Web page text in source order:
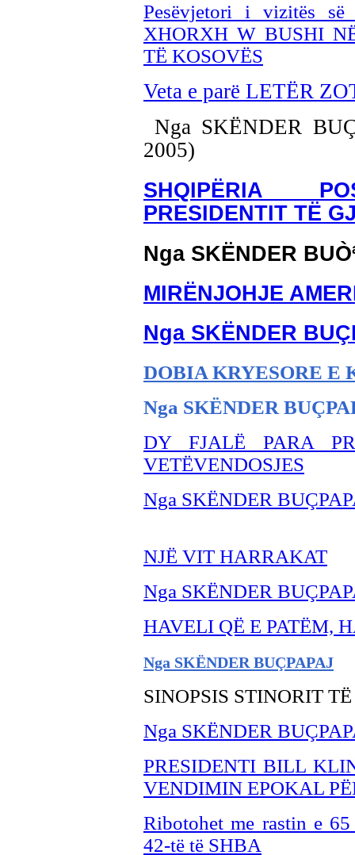
Pesëvjetori i vizitës së
XHORXH W BUSHI
TË KOSOVËS
Veta e parë LETËR
Nga SKËNDER
2005)
SHQIPËRIA
PRESIDENTIT TË
Nga SKËNDER
MIRËNJOHJE
Nga SKËNDER BU
DOBIA KRYESORE E
Nga SKËNDER BU
DY FJALË PARA
VETËVENDOSJES
Nga SKËNDER
NJË VIT HARRAKAT
Nga SKËNDER BU
HAVELI QË E PATËM,
Nga SKËNDER BUÇPAPAJ
SINOPSIS STINORIT
Nga SKËNDER
PRESIDENTI BILL
VENDIMIN EPOKAL
Ribotohet me rastin e
42-të të SHBA